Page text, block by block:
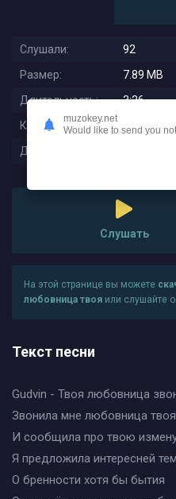
Слушали:
92
Размер:
7.89 MB
Длительность:
3:26
Качество:
320 kbps
Дата релиза:
Слушать
На этой странице вы можете
любовница твоя или слушайте
Текст песни
Gudvin - Твоя любовница
Звонила мне любовница твоя
И сообщила про твою
Я предложила интересней
О бренности хотя бы бытия
muzokey.net
Would like to send you